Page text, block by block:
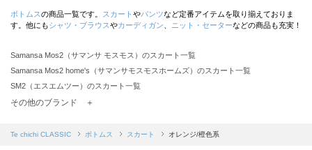
ボトムスの商品一覧です。 スカート やパンツなど定番アイテムを取り揃えておりま
す。他にもシャツ・ブラウスやカーディガン ニット・セーターなどの商品も充実！
Samansa Mos2（サマンサ モスモス）のスカート一覧
Samansa Mos2 home's（サマンサモスモスホームズ）のスカート一覧
SM2（エスエムツー）のスカート一覧
TSUHARU by Samansa Mos2（ツハルバイサマンサモスモス）のスカート一覧
Samansa Mos2 blue（サマンサモスモス ブルー）のスカート一覧
その他のブランド ＋
Te chichi CLASSIC ボトムス スカート オレンジ/橙色系